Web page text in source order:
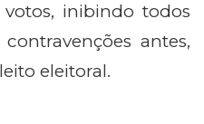
inibindo todos
antes,
eleitoral.